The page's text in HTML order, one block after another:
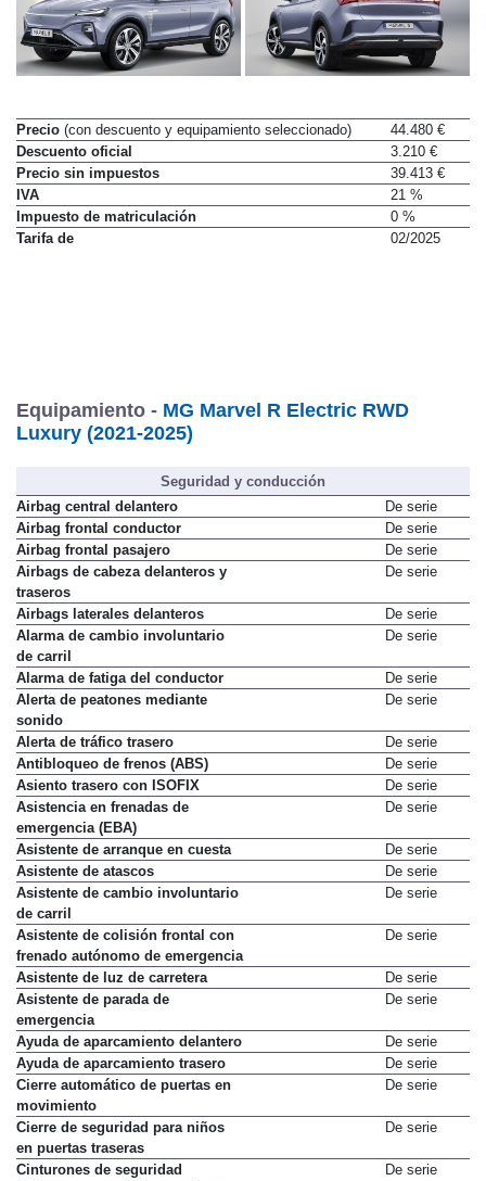
Precio (con descuento y equipamiento seleccionado)
44.480 €
Descuento oficial
3.210 €
Precio sin impuestos
39.413 €
IVA
21 %
Impuesto de matriculación
0 %
Tarifa de
02/2025
Equipamiento - MG Marvel R Electric RWD
Luxury (2021-2025)
Seguridad y conducción
Airbag central delantero
De serie
Airbag frontal conductor
De serie
Airbag frontal pasajero
De serie
Airbags de cabeza delanteros y
traseros
De serie
Airbags laterales delanteros
De serie
Alarma de cambio involuntario
de carril
De serie
Alarma de fatiga del conductor
De serie
Alerta de peatones mediante
sonido
De serie
Alerta de tráfico trasero
De serie
Antibloqueo de frenos (ABS)
De serie
Asiento trasero con ISOFIX
De serie
Asistencia en frenadas de
emergencia (EBA)
De serie
Asistente de arranque en cuesta
De serie
Asistente de atascos
De serie
Asistente de cambio involuntario
de carril
De serie
Asistente de colisión frontal con
frenado autónomo de emergencia
De serie
Asistente de luz de carretera
De serie
Asistente de parada de
emergencia
De serie
Ayuda de aparcamiento delantero
De serie
Ayuda de aparcamiento trasero
De serie
Cierre automático de puertas en
movimiento
De serie
Cierre de seguridad para niños
en puertas traseras
De serie
Cinturones de seguridad
De serie